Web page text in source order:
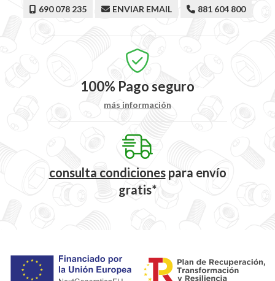
690 078 235 ENVIAR EMAIL 881 604 800
100% Pago seguro
más información
consulta condicionespara envío
gratis*